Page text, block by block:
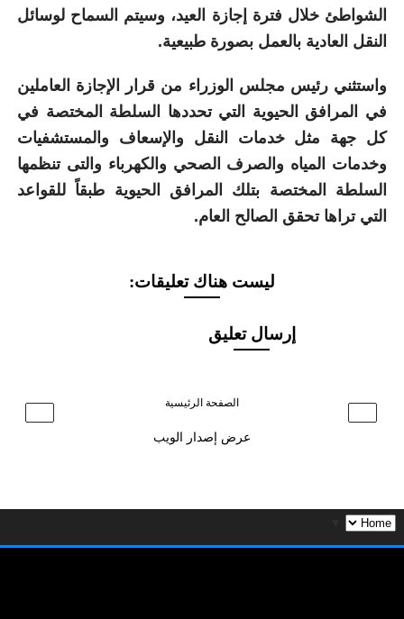
الشواطئ خلال فترة إجازة العيد، وسيتم السماح لوسائل
النقل العادية بالعمل بصورة طبيعية.
واستثني رئيس مجلس الوزراء من قرار الإجازة العاملين
في المرافق الحيوية التي تحددها السلطة المختصة في
كل جهة مثل خدمات النقل والإسعاف والمستشفيات
وخدمات المياه والصرف الصحي والكهرباء والتى تنظمها
السلطة المختصة بتلك المرافق الحيوية طبقاً للقواعد
التي تراها تحقق الصالح العام.
ليست هناك تعليقات:
إرسال تعليق
‹
› الصفحة الرئيسية
عرض إصدار الويب